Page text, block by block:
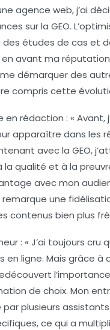
agence web, j’ai
sur la GEO.
des études de cas et
avant ma réputation
démarquer des
compris cette
en rédaction : « Avant,
apparaître dans les
avec la GEO,
la qualité et à la
avec mon
une
contenus bien plus
: « J’ai toujours cru
en ligne. Mais grâce à
de choix. Mon
plusieurs assistants
ce qui a